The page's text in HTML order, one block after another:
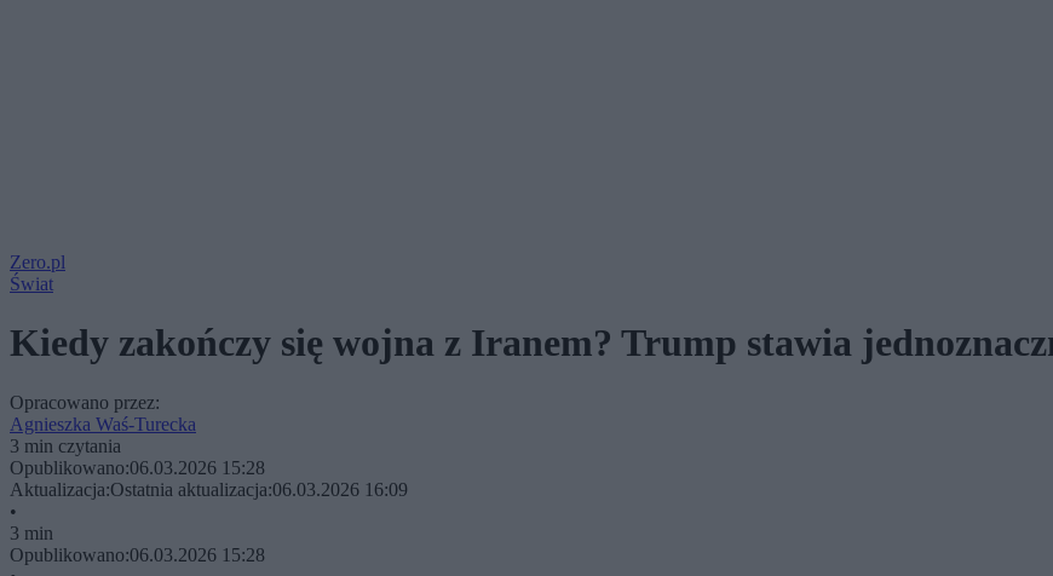
Zero.pl
Świat
Kiedy zakończy się wojna z Iranem? Trump stawia
Opracowano przez:
Agnieszka Waś-Turecka
3 min czytania
Opublikowano:06.03.2026 15:28
Aktualizacja:Ostatnia aktualizacja:06.03.2026 16:09
•
3 min
Opublikowano:06.03.2026 15:28